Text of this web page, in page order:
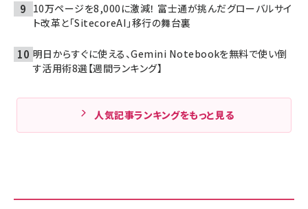
10万ページを8,000に激減！ 富士通が挑んだグローバルサイ
ト改革と「SitecoreAI」移行の舞台裏
明日からすぐに使える、Gemini Notebookを無料で使い倒
す活用術8選【週間ランキング】
人気記事ランキングをもっと見る